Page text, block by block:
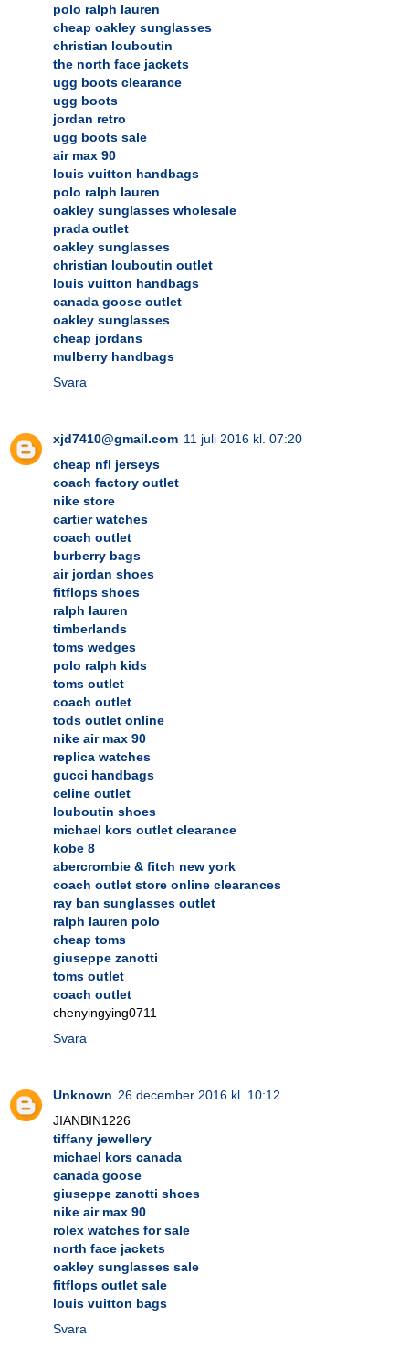
polo ralph lauren
cheap oakley sunglasses
christian louboutin
the north face jackets
ugg boots clearance
ugg boots
jordan retro
ugg boots sale
air max 90
louis vuitton handbags
polo ralph lauren
oakley sunglasses wholesale
prada outlet
oakley sunglasses
christian louboutin outlet
louis vuitton handbags
canada goose outlet
oakley sunglasses
cheap jordans
mulberry handbags
Svara
xjd7410@gmail.com 11 juli 2016 kl. 07:20
cheap nfl jerseys
coach factory outlet
nike store
cartier watches
coach outlet
burberry bags
air jordan shoes
fitflops shoes
ralph lauren
timberlands
toms wedges
polo ralph kids
toms outlet
coach outlet
tods outlet online
nike air max 90
replica watches
gucci handbags
celine outlet
louboutin shoes
michael kors outlet clearance
kobe 8
abercrombie & fitch new york
coach outlet store online clearances
ray ban sunglasses outlet
ralph lauren polo
cheap toms
giuseppe zanotti
toms outlet
coach outlet
chenyingying0711
Svara
Unknown 26 december 2016 kl. 10:12
JIANBIN1226
tiffany jewellery
michael kors canada
canada goose
giuseppe zanotti shoes
nike air max 90
rolex watches for sale
north face jackets
oakley sunglasses sale
fitflops outlet sale
louis vuitton bags
Svara